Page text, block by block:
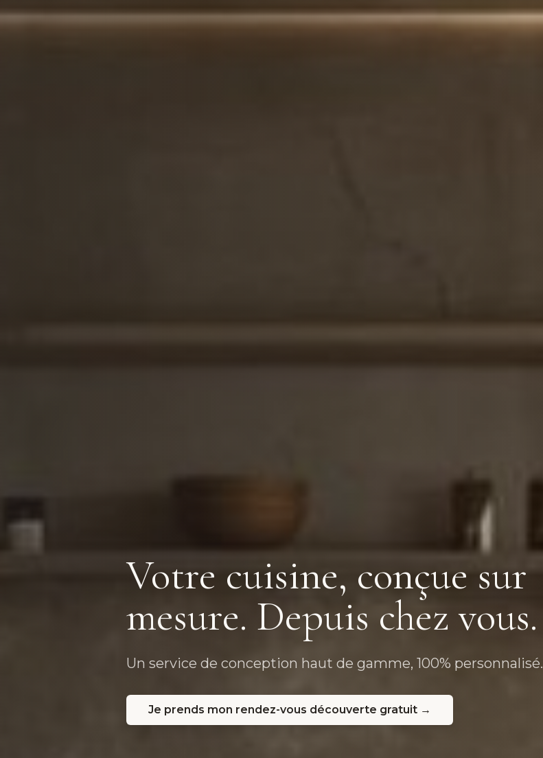
Votre cuisine, conçue sur
mesure. Depuis chez vous.
Un service de conception haut de gamme, 100% personnalisé.
Je prends mon rendez-vous découverte gratuit →